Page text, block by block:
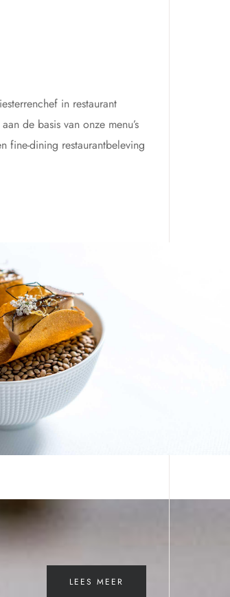
in restaurant
de basis van onze menu’s
fine-dining restaurantbeleving
LEES MEER